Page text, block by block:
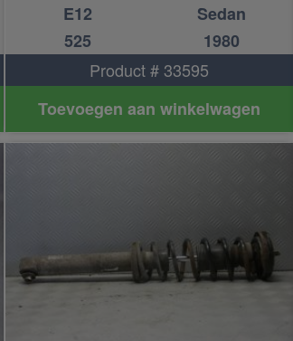
E12
Sedan
525
1980
Product # 33595
Toevoegen aan winkelwagen